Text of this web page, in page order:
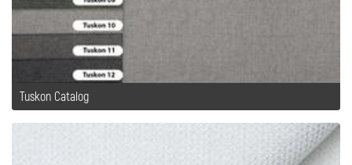
Tuskon Catalog